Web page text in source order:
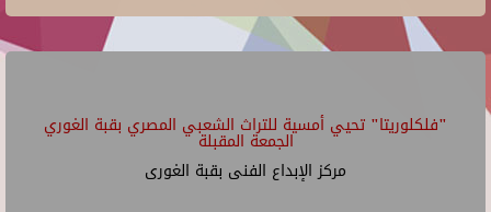
"فلكلوريتا" تحيي أمسية للتراث الشعبي المصري بقبة الغوري
الجمعة المقبلة
مركز الإبداع الفنى بقبة الغورى